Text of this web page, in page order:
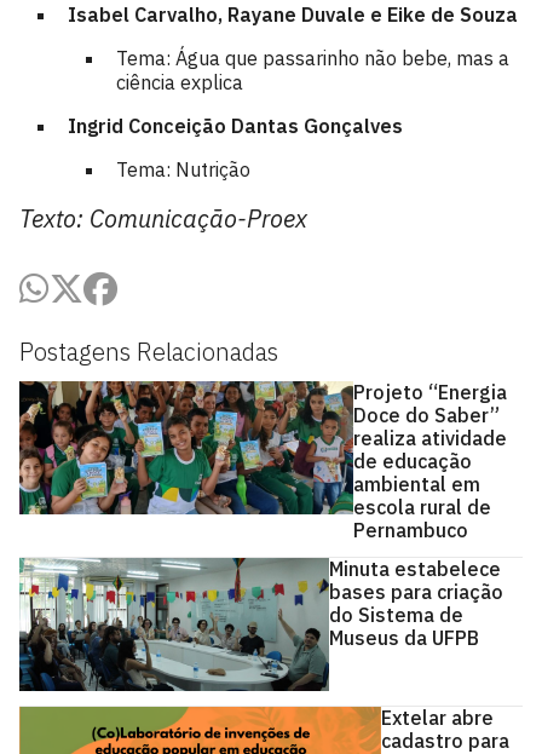
Postagens Relacionadas
Projeto “Energia
Doce do Saber”
realiza atividade
de educação
ambiental em
escola rural de
Pernambuco
Minuta estabelece
bases para criação
do Sistema de
Museus da UFPB
Extelar abre
cadastro para
Isabel Carvalho, Rayane Duvale e Eike de Souza
Tema: Água que passarinho não bebe, mas a
ciência explica
Ingrid Conceição Dantas Gonçalves
Tema: Nutrição
Texto: Comunicação-Proex